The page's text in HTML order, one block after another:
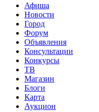
Афиша
Новости
Город
Форум
Объявления
Консультации
Конкурсы
ТВ
Магазин
Блоги
Карта
Аукцион